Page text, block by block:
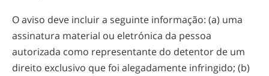
O aviso deve incluir a seguinte informação: (a) uma
assinatura material ou eletrónica da pessoa
autorizada como representante do detentor de um
direito exclusivo que foi alegadamente infringido; (b)